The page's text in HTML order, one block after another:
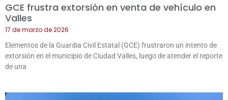
GCE frustra extorsión en venta de vehículo en
Valles
17 de marzo de 2026
Elementos de la Guardia Civil Estatal (GCE) frustraron un intento de
extorsión en el municipio de Ciudad Valles, luego de atender el reporte
de una